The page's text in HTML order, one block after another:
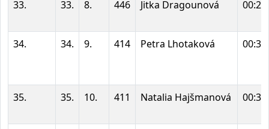
33. 33. 8. 446 Jitka Dragounová
34. 34. 9. 414 Petra Lhotaková
35. 35. 10. 411 Natalia Hajšmanová